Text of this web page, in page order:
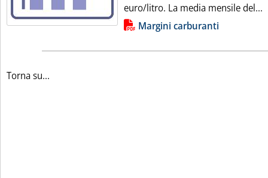
euro/litro. La media mensile del...
Lista allegati PDF alla notiziaMargini carburanti
Torna su...